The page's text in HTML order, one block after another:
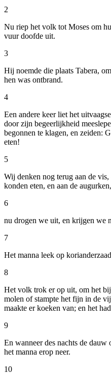
2
Nu riep het volk tot Moses om
vuur doofde uit.
3
Hij noemde die plaats Tabera,
hen was ontbrand.
4
Een andere keer liet het
door zijn begeerlijkheid
begonnen te klagen, en zeiden:
eten!
5
Wij denken nog terug aan de
konden eten, en aan de
6
nu drogen we uit, en krijgen we
7
Het manna leek op
8
Het volk trok er op uit, om het
molen of stampte het fijn in de
maakte er koeken van; en het
9
En wanneer des nachts de
het manna erop neer.
10